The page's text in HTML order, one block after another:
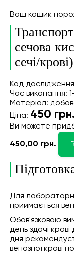
Ваш кошик
сечова
сечі/крові)
Код
Час виконання:
Матеріал:
Ціна: 450 грн.
Ви можете
450,00 грн.
Для
приймається
Обов'язковою
день здачі
дня
венозної крові